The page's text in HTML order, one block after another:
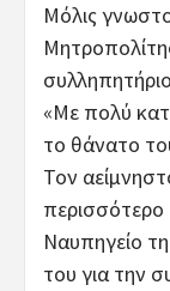
Μόλις
«Με πολύ
το θάνατο
Τον
περισσότερο
Ναυπηγείο
του για την